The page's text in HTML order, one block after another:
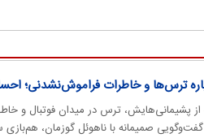
ترس‌ها و خاطرات فراموش‌نشدنی؛
پشیمانی‌هایش، ترس در میدان فوتبال و
صمیمانه با ناهوئل گوزمان، هم‌بازی